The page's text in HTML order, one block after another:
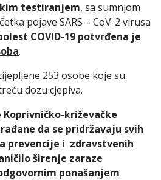
testiranjem, sa sumnjom
pojave SARS – CoV-2 virusa
COVID-19 potvrđena je
.
253 osobe koje su
dozu cjepiva.
križevačke
da se pridržavaju svih
prevencije i zdravstvenih
širenje zaraze
ponašanjem